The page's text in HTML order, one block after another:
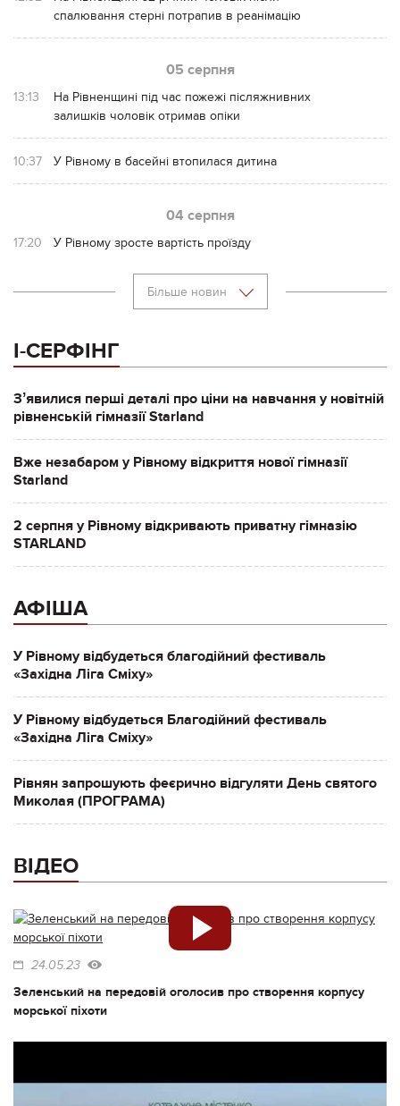
спалювання стерні потрапив в реанімацію
05 серпня
13:13
На Рівненщині під час пожежі післяжнивних
залишків чоловік отримав опіки
10:37 У Рівному в басейні втопилася дитина
04 серпня
17:20 У Рівному зросте вартість проїзду
Більше новин
І-СЕРФІНГ
Зʼявилися перші деталі про ціни на навчання у новітній
рівненській гімназії Starland
Вже незабаром у Рівному відкриття нової гімназії
Starland
2 серпня у Рівному відкривають приватну гімназію
STARLAND
АФІША
У Рівному відбудеться благодійний фестиваль
«Західна Ліга Сміху»
У Рівному відбудеться Благодійний фестиваль
«Західна Ліга Сміху»
Рівнян запрошують феєрично відгуляти День святого
Миколая (ПРОГРАМА)
ВІДЕО
24.05.23
Зеленський на передовій оголосив про створення корпусу
морської піхоти